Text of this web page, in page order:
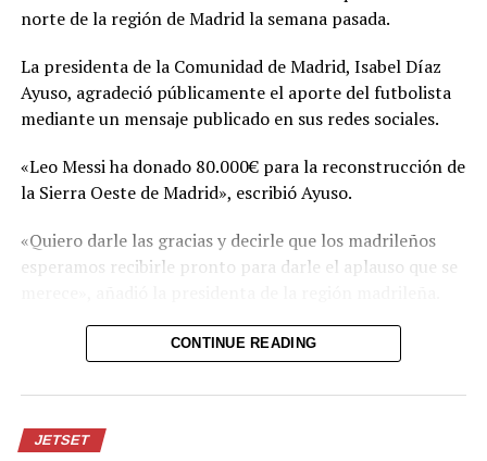
Facebook X
Me gusta esto:
norte de la región de Madrid la semana pasada.
La presidenta de la Comunidad de Madrid, Isabel Díaz
Ayuso, agradeció públicamente el aporte del futbolista
mediante un mensaje publicado en sus redes sociales.
«Leo Messi ha donado 80.000€ para la reconstrucción de
la Sierra Oeste de Madrid», escribió Ayuso.
«Quiero darle las gracias y decirle que los madrileños
esperamos recibirle pronto para darle el aplauso que se
El incendio forestal que afectó el noroeste de la región
de Madrid arrasó 27.000 hectáreas y dejó a más de
50.000 personas afectadas entre evacuados y
CONTINUE READING
JETSET